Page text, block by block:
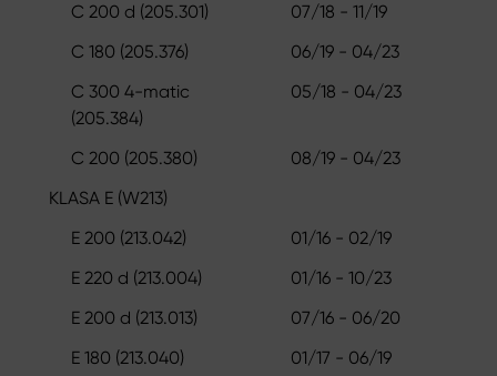
C 200 d (205.301)
07/18 - 11/19
C 180 (205.376)
06/19 - 04/23
C 300 4-matic
(205.384)
05/18 - 04/23
C 200 (205.380)
08/19 - 04/23
KLASA E (W213)
E 200 (213.042)
01/16 - 02/19
E 220 d (213.004)
01/16 - 10/23
E 200 d (213.013)
07/16 - 06/20
E 180 (213.040)
01/17 - 06/19